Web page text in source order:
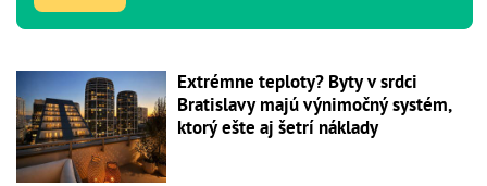
Extrémne teploty? Byty v srdci
Bratislavy majú výnimočný systém,
ktorý ešte aj šetrí náklady